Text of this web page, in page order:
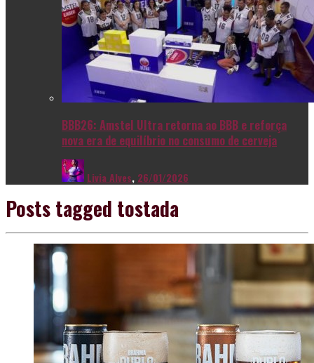
BBB26: Amstel Ultra retorna ao BBB e reforça
nova era de equilíbrio no consumo de cerveja
Livia Alves, 26/01/2026
Posts tagged tostada